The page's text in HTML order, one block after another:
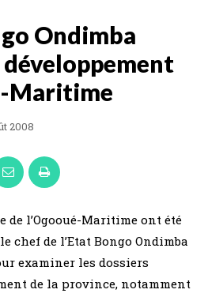
Ondimba
Maritime
2008
de l’Ogooué-Maritime ont été
chef de l’Etat Bongo Ondimba
examiner les dossiers
de la province, notamment